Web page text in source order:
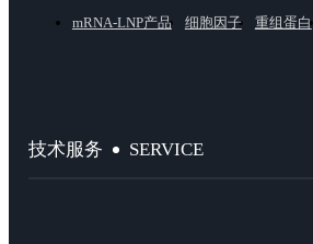
mRNA-LNP产品
细胞因子 重组蛋白
技术服务 SERVICE